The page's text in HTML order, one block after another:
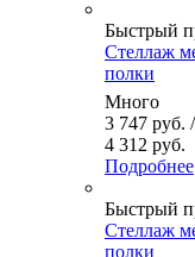
Быстрый
Стеллаж
полки
Много
3 747 руб.
4 312 руб.
Подробнее
Быстрый
Стеллаж
полки